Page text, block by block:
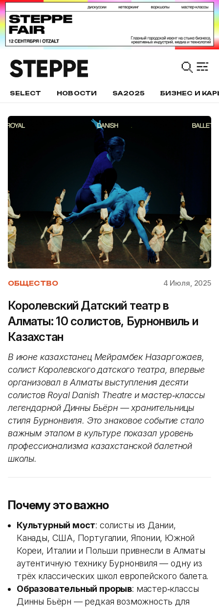
SELECT НОВОСТИ SA2025 БИЗНЕС И
ОБЩЕСТВО 4 Июля, 2025
Королевский Датский театр в
Алматы: 10 солистов, Бурнонвиль и
Казахстан
В июне казахстанец Мейрамбек Назаргожаев,
солист Королевского датского театра, впервые
организовал в Алматы выступления десяти
солистов Royal Danish Theatre и мастер‑классы
легендарной Динны Бьёрн — хранительницы
стиля Бурнонвиля. Это знаковое событие стало
важным этапом в культуре показал уровень
профессионализма казахстанской балетной
школы.
Почему это важно
Культурный мост: солисты из Дании,
Канады, США, Португалии, Японии, Южной
Кореи, Италии и Польши привнесли в Алматы
аутентичную технику Бурнонвиля — одну из
трёх классических школ европейского балета.
Образовательный прорыв: мастер‑классы
Динны Бьёрн — редкая возможность для